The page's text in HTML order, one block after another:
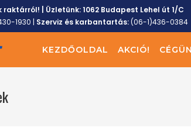
raktárról! | Üzletünk:1062 Budapest Lehel út 1/C
1930 | Szerviz és karbantartás:(06-1)436-0384
KEZDŐOLDAL AKCIÓ!